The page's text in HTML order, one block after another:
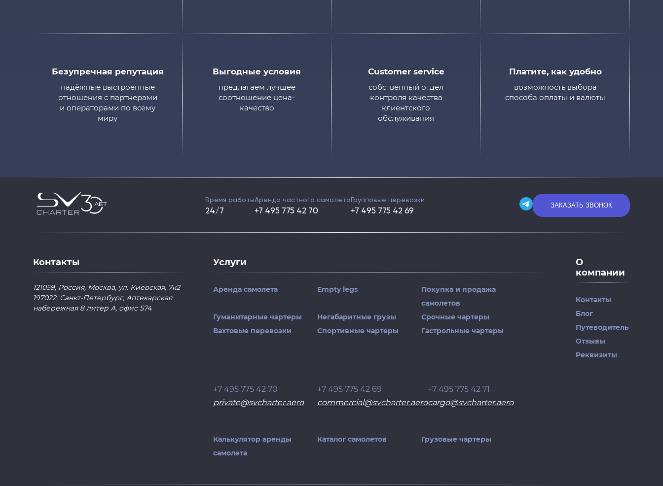
Безупречная репутация
надёжные выстроенные
отношения с партнерами
и операторами по всему
миру
Выгодные условия
предлагаем лучшее
соотношение цена-
качество
Customer service
собственный отдел
контроля качества
клиентского
обслуживания
Платите, как удобно
возможность выбора
способа оплаты и валюты
Время работы
24/7
Аренда частного самолета
+7 495 775 42 70
Групповые перевозки
+7 495 775 42 69
ЗАКАЗАТЬ ЗВОНОК
Контакты
121059, Россия, Москва, ул. Киевская, 7к2
197022, Санкт-Петербург, Аптекарская
набережная 8 литер А, офис 574
Услуги
Аренда самолета Empty legs
Покупка и продажа
самолетов
Гуманитарные чартеры
Негабаритные грузы
Срочные чартеры
Вахтовые перевозки
Спортивные чартеры Гастрольные чартеры
О
компании
Контакты
Блог
Путеводитель
Отзывы
Реквизиты
+7 495 775 42 70
private@svcharter.aero
+7 495 775 42 69
commercial@svcharter.aero
+7 495 775 42 71
cargo@svcharter.aero
Калькулятор аренды
самолета
Каталог самолетов Грузовые чартеры